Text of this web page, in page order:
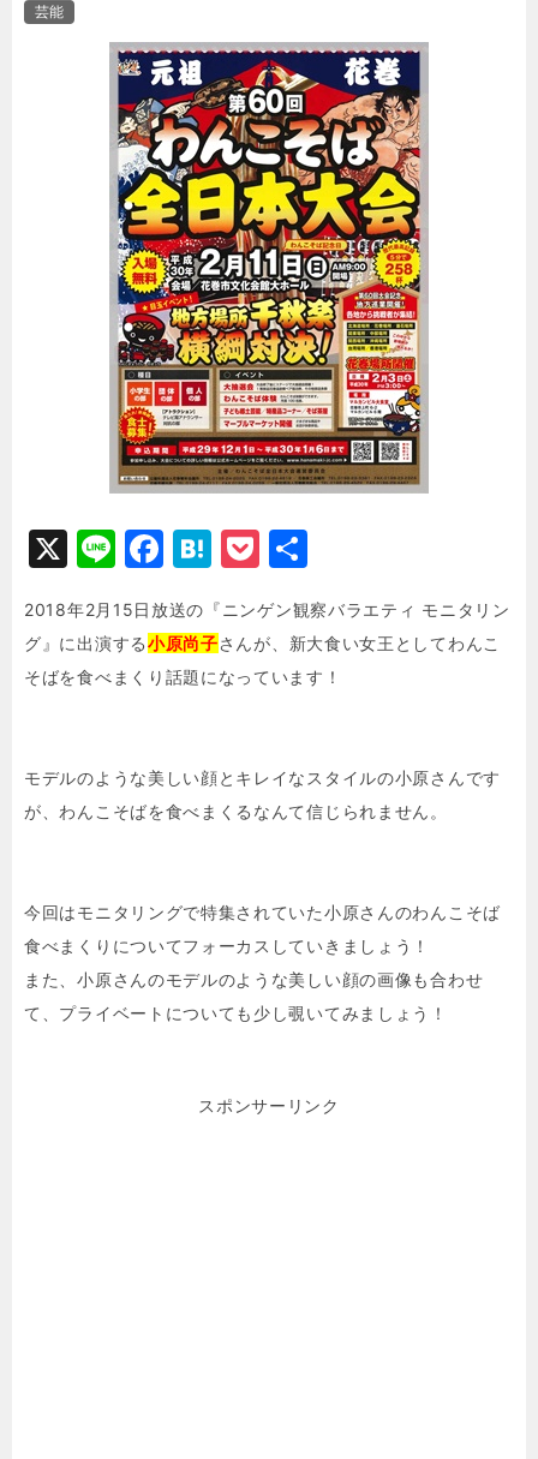
芸能
X
Li
e
F
c
e
b
o
k
H
e
n
a
P
c
k
e
2018年2月15日放送の『ニンゲン観察バラエティ モニタリン
グ』に出演する小原尚子さんが、新大食い女王としてわんこ
そばを食べまくり話題になっています！
モデルのような美しい顔とキレイなスタイルの小原さんです
が、わんこそばを食べまくるなんて信じられません。
今回はモニタリングで特集されていた小原さんのわんこそば
食べまくりについてフォーカスしていきましょう！
また、小原さんのモデルのような美しい顔の画像も合わせ
て、プライベートについても少し覗いてみましょう！
スポンサーリンク